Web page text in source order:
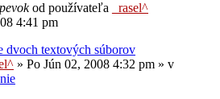
od používateľa
_rasel^
4:41 pm
dvoch textových súborov
» Po Jún 02, 2008 4:32 pm » v